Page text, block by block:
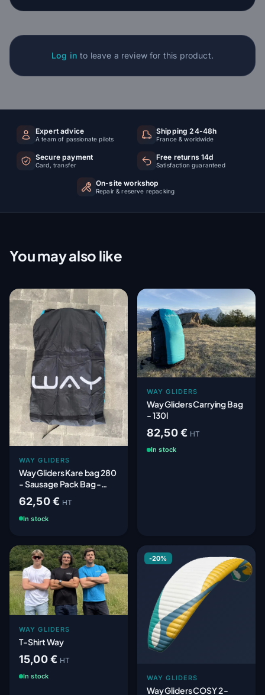
Log in to leave a review for this product.
Expert advice
A team of passionate pilots
Shipping 24-48h
France & worldwide
Secure payment
Card, transfer
Free returns 14d
Satisfaction guaranteed
On-site workshop
Repair & reserve repacking
You may also like
WAY GLIDERS
Way Gliders Kare bag 280
- Sausage Pack Bag -
Tube Bag
62,50 € HT
In stock
WAY GLIDERS
Way Gliders Carrying Bag
- 130l
82,50 € HT
In stock
WAY GLIDERS
T-Shirt Way
15,00 € HT
In stock
-20%
WAY GLIDERS
Way Gliders COSY 2 -